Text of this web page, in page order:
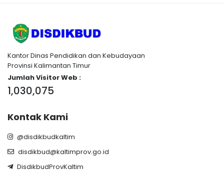
Kantor Dinas Pendidikan dan Kebudayaan
Provinsi Kalimantan Timur
Jumlah Visitor Web :
1,030,075
Kontak Kami
@disdikbudkaltim
disdikbud@kaltimprov.go.id
DisdikbudProvKaltim